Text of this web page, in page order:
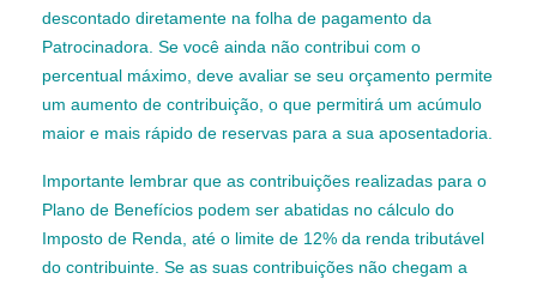
descontado diretamente na folha de pagamento da
Patrocinadora. Se você ainda não contribui com o
percentual máximo, deve avaliar se seu orçamento permite
um aumento de contribuição, o que permitirá um acúmulo
maior e mais rápido de reservas para a sua aposentadoria.
Importante lembrar que as contribuições realizadas para o
Plano de Benefícios podem ser abatidas no cálculo do
Imposto de Renda, até o limite de 12% da renda tributável
do contribuinte. Se as suas contribuições não chegam a